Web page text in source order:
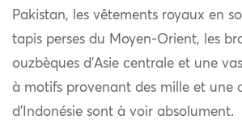
Pakistan, les vêtements royaux en
tapis perses du Moyen-Orient, les
ouzbèques d’Asie centrale et une
à motifs provenant des mille et une
d’Indonésie sont à voir absolument.